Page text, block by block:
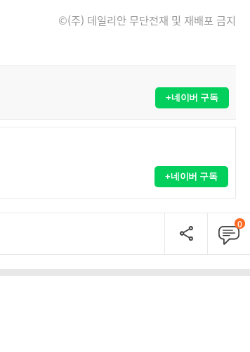
©(주) 데일리안 무단전재 및 재배포 금지
+네이버 구독
+네이버 구독
0